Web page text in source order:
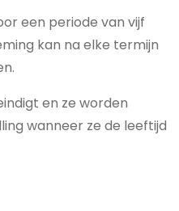
een periode van vijf
kan na elke termijn
en ze worden
wanneer ze de leeftijd